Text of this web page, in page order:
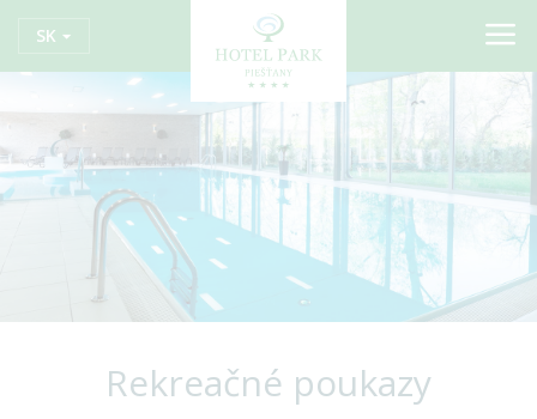
SK
Rekreačné poukazy